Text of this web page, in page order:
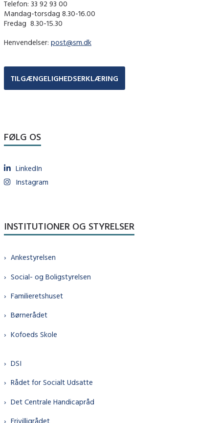
Telefon: 33 92 93 00
Mandag-torsdag 8.30-16.00
Fredag ​ 8.30-15.30
Henvendelser: post@sm.dk
TILGÆNGELIGHEDSERKLÆRING
FØLG OS
LinkedIn
Instagram
INSTITUTIONER OG STYRELSER
Ankestyrelsen
Social- og Boligstyrelsen
Familieretshuset
Børnerådet
Kofoeds Skole
DSI
Rådet for Socialt Udsatte
Det Centrale Handicapråd
Frivilligrådet